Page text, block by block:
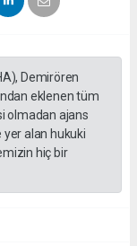
Demirören
eklenen tüm
olmadan ajans
yer alan hukuki
hiç bir